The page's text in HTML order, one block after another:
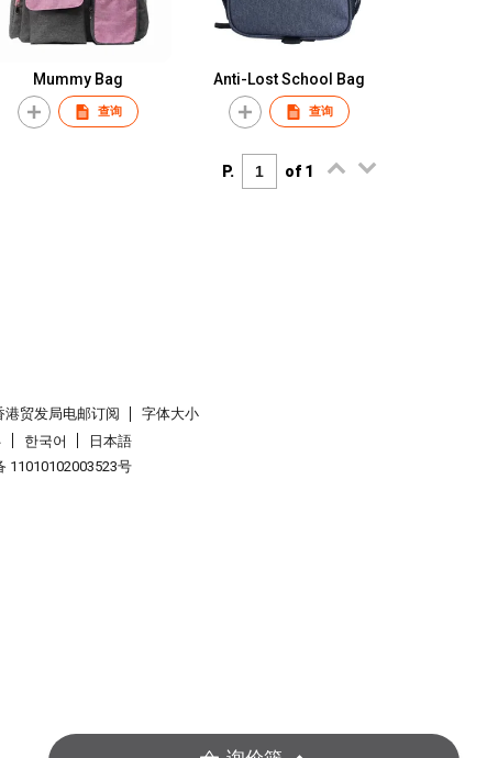
Mummy Bag
查询
Anti-Lost School Bag
查询
P. of 1
港贸发局电邮订阅
字体大小
한국어
日本語
11010102003523号